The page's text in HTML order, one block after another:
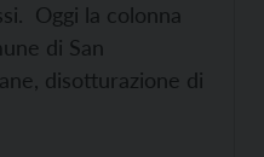
Oggi la colonna
di San
disotturazione di